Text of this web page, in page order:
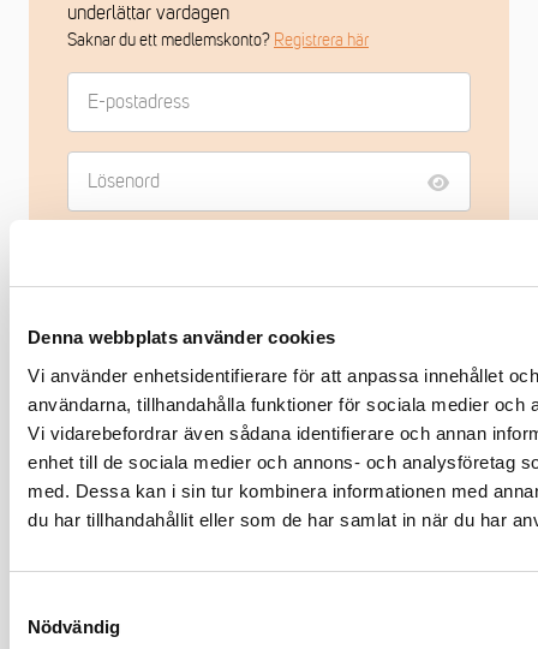
Denna webbplats använder cookies
Vi använder enhetsidentifierare för att anpassa innehållet
användarna, tillhandahålla funktioner för sociala medier och
Vi vidarebefordrar även sådana identifierare och annan
enhet till de sociala medier och annons- och analysföretag
med. Dessa kan i sin tur kombinera informationen med
du har tillhandahållit eller som de har samlat in när du har
Nödvändig
underlättar vardagen
Saknar du ett medlemskonto? Registrera här
Logga in
Problem med inloggningen?
medlemsregistret@tmf.se
16:00.
Relaterade nyheter